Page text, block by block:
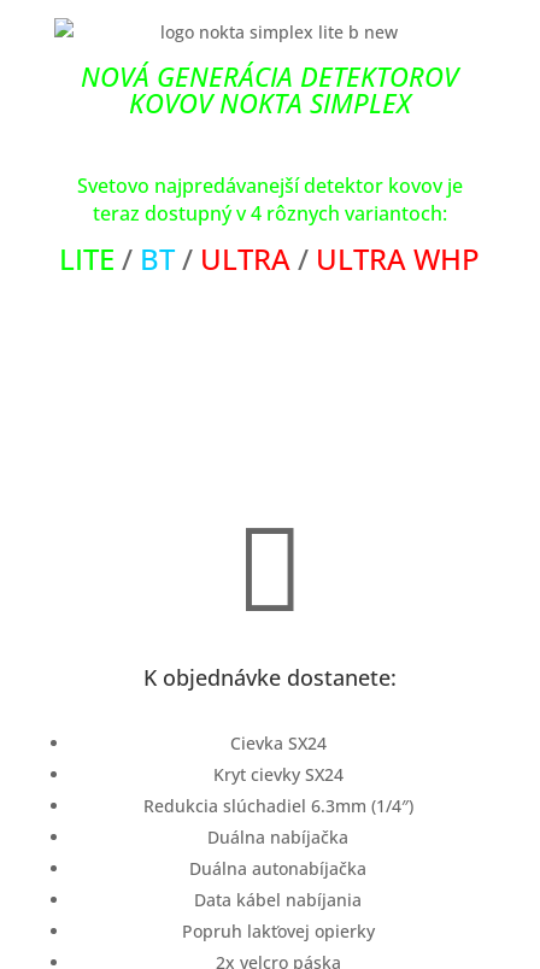
NOVÁ GENERÁCIA DETEKTOROV
KOVOV NOKTA SIMPLEX
Svetovo najpredávanejší detektor kovov je
teraz dostupný v 4 rôznych variantoch:
LITE / BT/ ULTRA/ ULTRA WHP

K objednávke dostanete:
Cievka SX24
Kryt cievky SX24
Redukcia slúchadiel 6.3mm (1/4″)
Duálna nabíjačka
Duálna autonabíjačka
Data kábel nabíjania
Popruh lakťovej opierky
2x velcro páska